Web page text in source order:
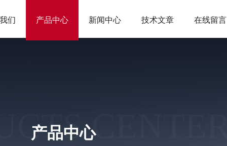
们 产品中心 新闻中心 技术文章 在线留言
CENTER
产品中心